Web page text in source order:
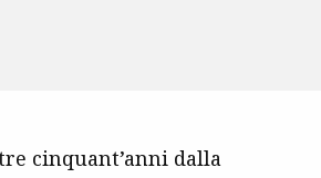
cinquant’anni dalla